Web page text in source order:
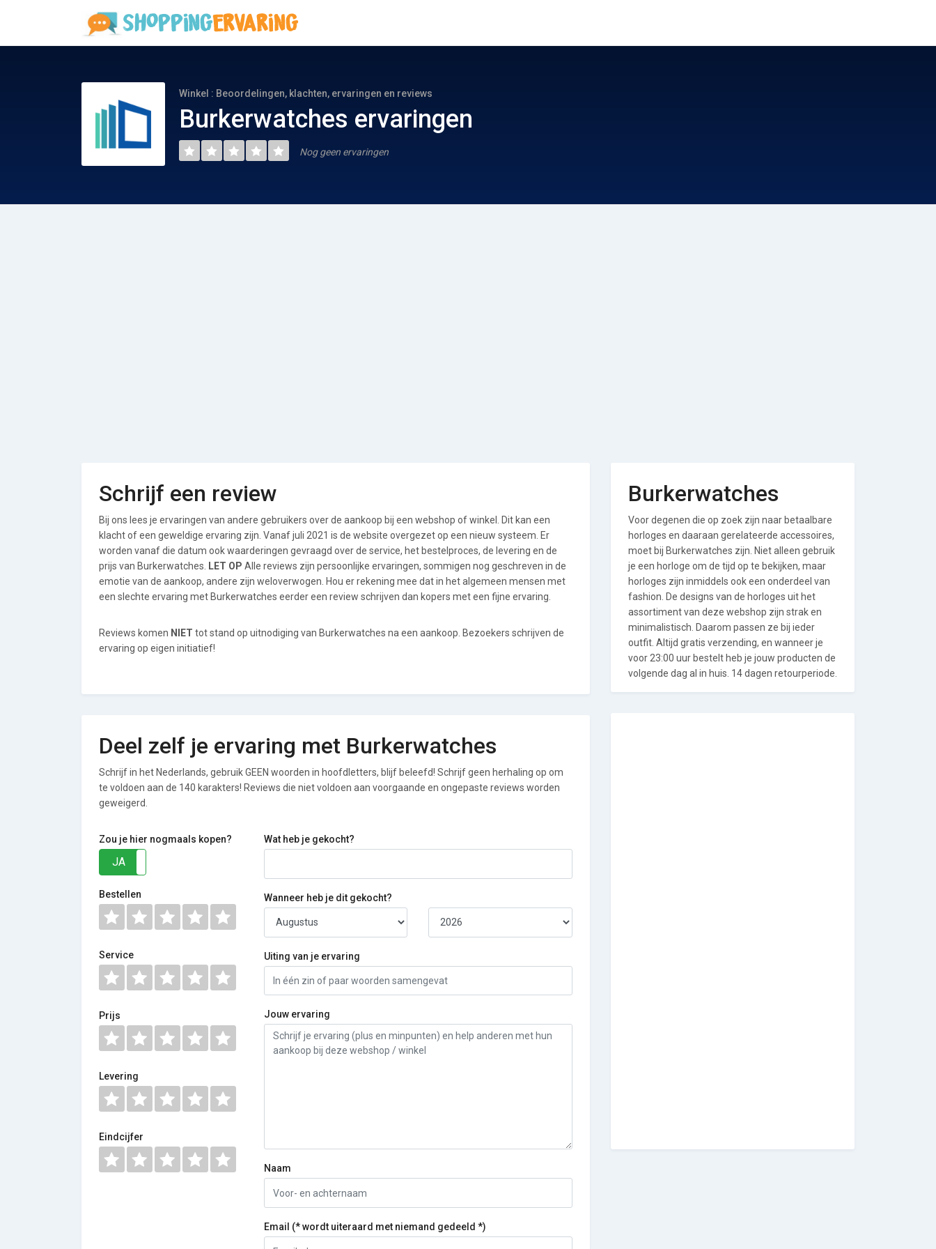
Winkel : Beoordelingen, klachten, ervaringen en reviews
Burkerwatches ervaringen
Nog geen ervaringen
Schrijf een review
Bij ons lees je ervaringen van andere gebruikers over de aankoop bij een webshop of winkel. Dit kan een
klacht of een geweldige ervaring zijn. Vanaf juli 2021 is de website overgezet op een nieuw systeem. Er
worden vanaf die datum ook waarderingen gevraagd over de service, het bestelproces, de levering en de
prijs van Burkerwatches.
LET OP Alle reviews zijn persoonlijke ervaringen, sommigen nog geschreven in de
emotie van de aankoop, andere zijn weloverwogen. Hou er rekening mee dat in het algemeen mensen met
een slechte ervaring met Burkerwatches eerder een review schrijven dan kopers met een fijne ervaring.
Reviews komen NIET tot stand op uitnodiging van Burkerwatches na een aankoop. Bezoekers schrijven de
ervaring op eigen initiatief!
Deel zelf je ervaring met Burkerwatches
Schrijf in het Nederlands, gebruik GEEN woorden in hoofdletters, blijf beleefd! Schrijf geen herhaling op om
te voldoen aan de 140 karakters! Reviews die niet voldoen aan voorgaande en ongepaste reviews worden
geweigerd.
Zou je hier nogmaals kopen?
JA
Bestellen
Service
Prijs
Levering
Eindcijfer
Wat heb je gekocht?
Wanneer heb je dit gekocht?
Uiting van je ervaring
Jouw ervaring
Naam
Email (* wordt uiteraard met niemand gedeeld *)
Burkerwatches
Voor degenen die op zoek zijn naar betaalbare
horloges en daaraan gerelateerde accessoires,
moet bij Burkerwatches zijn. Niet alleen gebruik
je een horloge om de tijd op te bekijken, maar
horloges zijn inmiddels ook een onderdeel van
fashion. De designs van de horloges uit het
assortiment van deze webshop zijn strak en
minimalistisch. Daarom passen ze bij ieder
outfit. Altijd gratis verzending, en wanneer je
voor 23:00 uur bestelt heb je jouw producten de
volgende dag al in huis. 14 dagen retourperiode.